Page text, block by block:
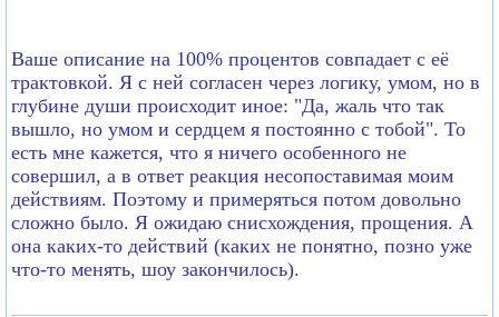
Ваше описание на 100% процентов совпадает с её
трактовкой. Я с ней согласен через логику, умом, но в
глубине души происходит иное: "Да, жаль что так
вышло, но умом и сердцем я постоянно с тобой". То
есть мне кажется, что я ничего особенного не
совершил, а в ответ реакция несопоставимая моим
действиям. Поэтому и примеряться потом довольно
сложно было. Я ожидаю снисхождения, прощения. А
она каких-то действий (каких не понятно, позно уже
что-то менять, шоу закончилось).